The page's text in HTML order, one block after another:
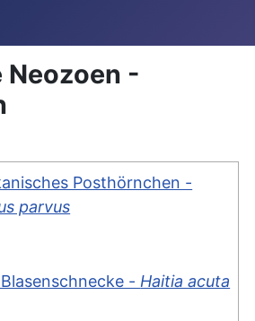
-
Posthörnchen -
parvus
- Haitia acuta